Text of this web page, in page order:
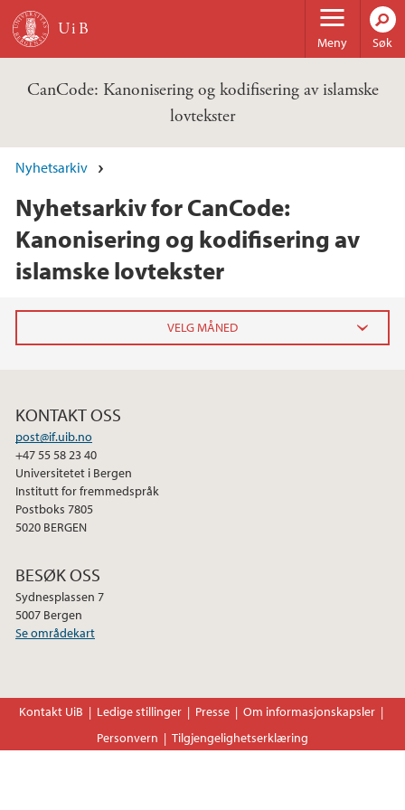
Hopp til hovedinnhold
Meny Søk
CanCode: Kanonisering og kodifisering av islamske
lovtekster
Nyhetsarkiv
Nyhetsarkiv for CanCode:
Kanonisering og kodifisering av
islamske lovtekster
KONTAKT OSS
post@if.uib.no
+47 55 58 23 40
Universitetet i Bergen
Institutt for fremmedspråk
Postboks 7805
5020 BERGEN
BESØK OSS
Sydnesplassen 7
5007 Bergen
Se områdekart
Kontakt UiB Ledige stillinger Presse
Om informasjonskapsler
Personvern
Tilgjengelighetserklæring